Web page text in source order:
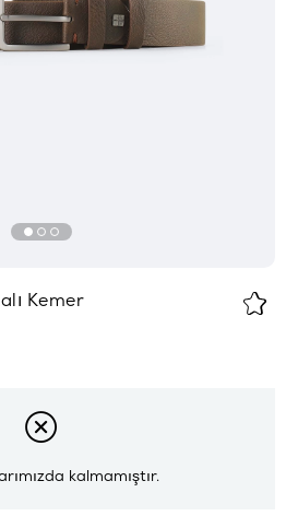
Kemer
kalmamıştır.